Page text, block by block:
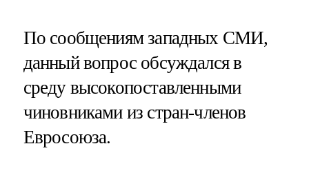
По сообщениям западных СМИ,
данный вопрос обсуждался в
среду высокопоставленными
чиновниками из стран-членов
Евросоюза.